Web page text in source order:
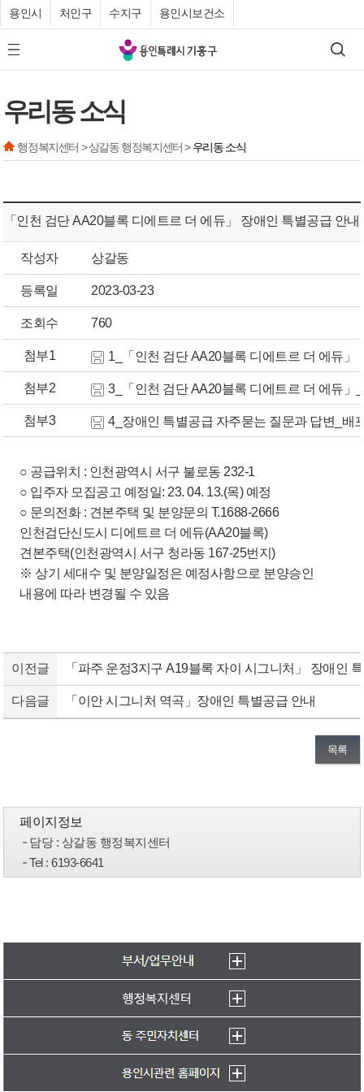
용인시 처인구 수지구 용인시보건소
모바일 메뉴 버튼
기
흥
청
검색
우리동 소식
행정복지센터 > 상갈동 행정복지센터 >우리동 소식
「인천 검단 AA20블록 디에트르 더 에듀」 장애인 특별공급 안내
작성자 상갈동
등록일 2023-03-23
조회수 760
첨부1 1_「인천 검단 AA20블록 디에트르 더 에듀
첨부2 3_「인천 검단 AA20블록 디에트르 더 에듀」
첨부3 4_장애인 특별공급 자주묻는 질문과 답변_배
○ 공급위치 : 인천광역시 서구 불로동 232-1
○ 입주자 모집공고 예정일: 23. 04. 13.(목) 예정
○ 문의전화 : 견본주택 및 분양문의 T.1688-2666
인천검단신도시 디에트르 더 에듀(AA20블록)
견본주택(인천광역시 서구 청라동 167-25번지)
※ 상기 세대수 및 분양일정은 예정사항으로 분양승인
내용에 따라 변경될 수 있음
이전글 「파주 운정3지구 A19블록 자이 시그니처」 장애인
다음글 「이안 시그니처 역곡」장애인 특별공급 안내
목록
페이지정보
담당: 상갈동 행정복지센터
Tel: 6193-6641